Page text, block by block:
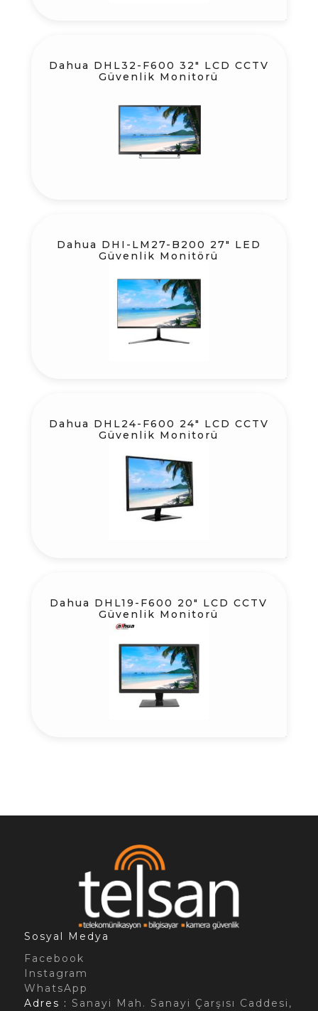
Dahua DHL32-F600 32″ LCD CCTV
Güvenlik Monitorü
Dahua DHI-LM27-B200 27″ LED
Güvenlik Monitörü
Dahua DHL24-F600 24″ LCD CCTV
Güvenlik Monitorü
Dahua DHL19-F600 20″ LCD CCTV
Güvenlik Monitorü
Sosyal Medya
Facebook
Instagram
WhatsApp
Adres : Sanayi Mah. Sanayi Çarşısı Caddesi,